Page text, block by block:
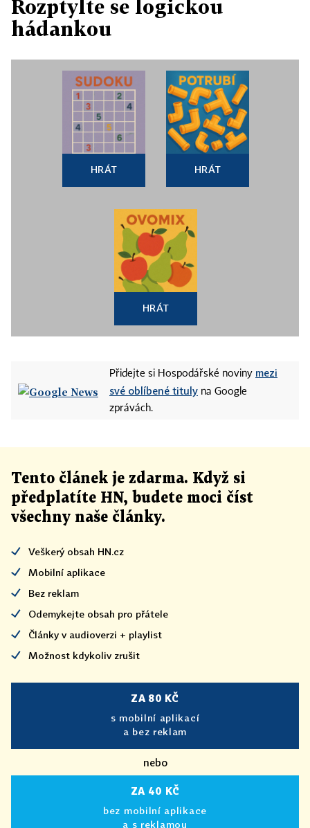
Rozptylte se logickou
hádankou
HRÁT HRÁT
HRÁT
Přidejte si Hospodářské noviny mezi
své oblíbené tituly na Google
zprávách.
Tento článek je zdarma. Když si
předplatíte HN, budete moci číst
všechny naše články.
Veškerý obsah HN.cz
Mobilní aplikace
Bez reklam
Odemykejte obsah pro přátele
Články v audioverzi + playlist
Možnost kdykoliv zrušit
ZA 80 KČ
s mobilní aplikací
a bez reklam
nebo
ZA 40 KČ
bez mobilní aplikace
a s reklamou